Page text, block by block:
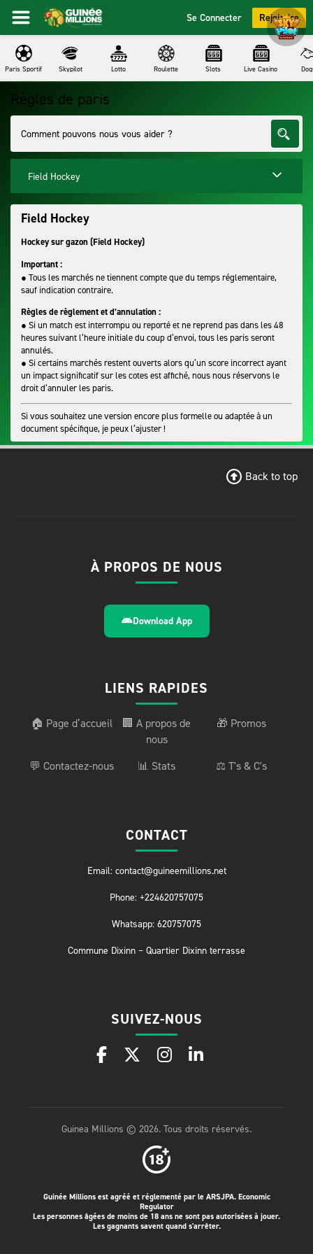
Se Connecter Rejoindre
Paris Sportif Skypilot Lotto Roulette Slots Live Casino
Règles de paris
Field Hockey
Field Hockey
Hockey sur gazon (Field Hockey)
Important :
● Tous les marchés ne tiennent compte que du temps réglementaire,
sauf indication contraire.
Règles de règlement et d’annulation :
● Si un match est interrompu ou reporté et ne reprend pas dans les 48
heures suivant l’heure initiale du coup d’envoi, tous les paris seront
annulés.
● Si certains marchés restent ouverts alors qu’un score incorrect ayant
un impact significatif sur les cotes est affiché, nous nous réservons le
droit d’annuler les paris.
Si vous souhaitez une version encore plus formelle ou adaptée à un
document spécifique, je peux l’ajuster !
Back to top
À PROPOS DE NOUS
Download App
LIENS RAPIDES
🏠 Page d’accueil
🏢 A propos de
nous
🎁 Promos
💬 Contactez-nous 📊 Stats ⚖️ T's & C's
CONTACT
Email: contact@guineemillions.net
Phone: +224620757075
Whatsapp: 620757075
Commune Dixinn – Quartier Dixinn terrasse
SUIVEZ-NOUS
Guinea Millions © 2026. Tous droits réservés.
Guinée Millions est agréé et réglementé par le ARSJPA. Economic
Regulator
Les personnes âgées de moins de 18 ans ne sont pas autorisées à jouer.
Les gagnants savent quand s'arrêter.